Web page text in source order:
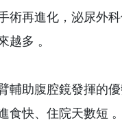
術再進化，泌尿外
越多 。
輔助腹腔鏡發揮的
食快、住院天數短